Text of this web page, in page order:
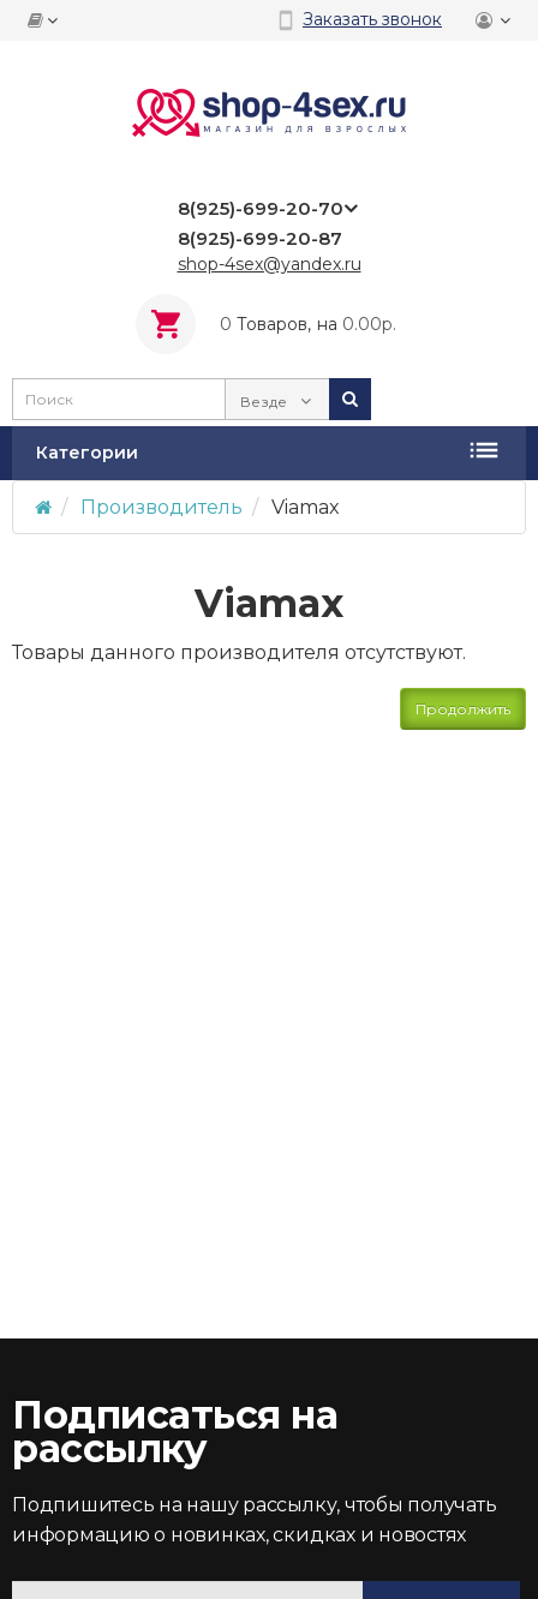
Заказать звонок
8(925)-699-20-70
8(925)-699-20-87
shop-4sex@yandex.ru
0 Tоваров, на 0.00р.
Везде
Категории
Производитель Viamax
Viamax
Товары данного производителя отсутствуют.
Продолжить
Подписаться на
рассылку
Подпишитесь на нашу рассылку, чтобы получать
информацию о новинках, скидках и новостях